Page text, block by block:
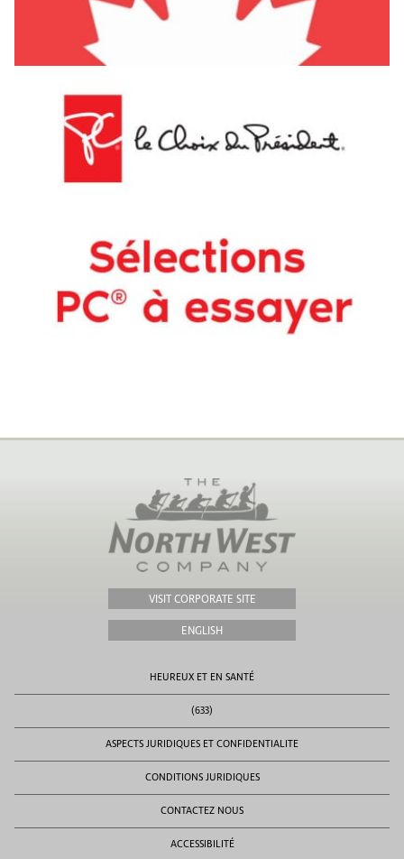
VISIT CORPORATE SITE
ENGLISH
HEUREUX ET EN SANTÉ
(633)
ASPECTS JURIDIQUES ET CONFIDENTIALITE
CONDITIONS JURIDIQUES
CONTACTEZ NOUS
ACCESSIBILITÉ